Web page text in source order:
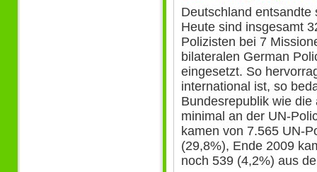
Deutschland
Heute sind insgesamt
Polizisten bei 7
bilateralen German
eingesetzt. So
international ist, so
Bundesrepublik wie
minimal an der UN-
kamen von 7.565 UN-
(29,8%), Ende 2009
noch 539 (4,2%) aus